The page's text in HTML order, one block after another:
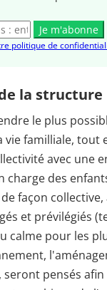
Je m'abonne
politique de
la structure
le plus
vie familliale,
avec une
charge des
façon collective,
et prévilégiés
calme pour les
pensés afin